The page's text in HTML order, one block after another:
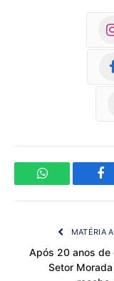
WhatsApp
MATÉRIA
Após 20 anos de
Setor